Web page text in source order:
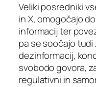
Veliki posredniki
in X, omogočajo
informacij ter
pa se soočajo
dezinformacij,
svobodo govora,
regulativni in